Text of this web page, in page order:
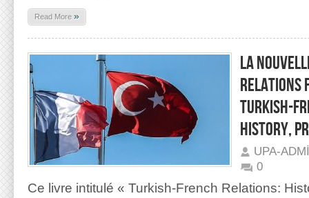
Read More »
LA
RELATIONS
TURKISH-
HISTORY,
UPA-
0
Ce livre intitulé « Turkish-French Relations: